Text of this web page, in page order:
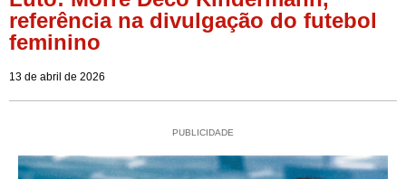
referência na divulgação do futebol
feminino
13 de abril de 2026
PUBLICIDADE